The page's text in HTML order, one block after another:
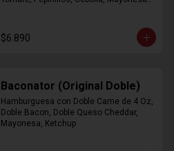
$6.890
Baconator (Original Doble)
Hamburguesa con Doble Carne de 4 Oz,
Doble Bacon, Doble Queso Cheddar,
Mayonesa, Ketchup